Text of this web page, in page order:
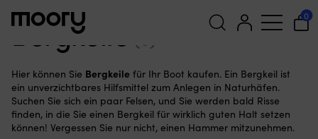
nach:
0
Bergkeile
Hier können Sie Bergkeile für Ihr Boot kaufen. Ein Bergkeil ist
ein unverzichtbares Hilfsmittel zum Anlegen in Naturhäfen.
Suchen Sie sich ein paar Felsen, und Sie werden bald Risse
finden, in die Sie einen Bergkeil für wirklich guten Halt setzen
können! Vergessen Sie nur nicht, einen Hammer mitzunehmen.